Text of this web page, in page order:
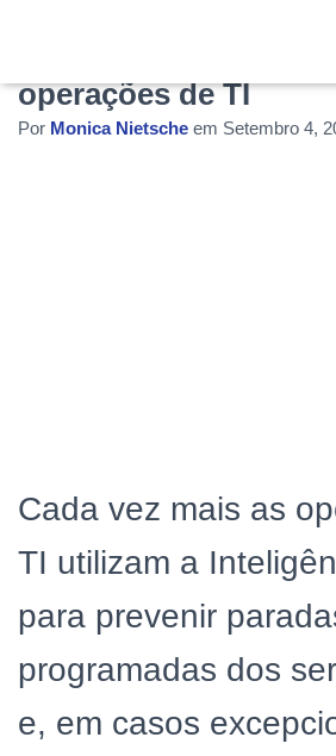
A Inteligência
operações de TI
Por Monica Nietsche em Setembro 4,
Cada vez mais as
TI utilizam a
para prevenir
programadas dos
e, em casos